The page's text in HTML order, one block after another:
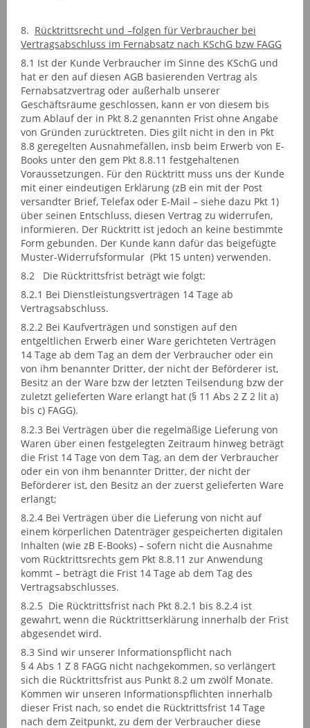
8. Rücktrittsrecht und –folgen für Verbraucher bei
Vertragsabschluss im Fernabsatz nach KSchG bzw FAGG
8.1 Ist der Kunde Verbraucher im Sinne des KSchG und
hat er den auf diesen AGB basierenden Vertrag als
Fernabsatzvertrag oder außerhalb unserer
Geschäftsräume geschlossen, kann er von diesem bis
zum Ablauf der in Pkt 8.2 genannten Frist ohne Angabe
von Gründen zurücktreten. Dies gilt nicht in den in Pkt
8.8 geregelten Ausnahmefällen, insb beim Erwerb von E-
Books unter den gem Pkt 8.8.11 festgehaltenen
Voraussetzungen. Für den Rücktritt muss uns der Kunde
mit einer eindeutigen Erklärung (zB ein mit der Post
versandter Brief, Telefax oder E-Mail – siehe dazu Pkt 1)
über seinen Entschluss, diesen Vertrag zu widerrufen,
informieren. Der Rücktritt ist jedoch an keine bestimmte
Form gebunden. Der Kunde kann dafür das beigefügte
Muster-Widerrufsformular (Pkt 15 unten) verwenden.
8.2 Die Rücktrittsfrist beträgt wie folgt:
8.2.1 Bei Dienstleistungsverträgen 14 Tage ab
Vertragsabschluss.
8.2.2 Bei Kaufverträgen und sonstigen auf den
entgeltlichen Erwerb einer Ware gerichteten Verträgen
14 Tage ab dem Tag an dem der Verbraucher oder ein
von ihm benannter Dritter, der nicht der Beförderer ist,
Besitz an der Ware bzw der letzten Teilsendung bzw der
zuletzt gelieferten Ware erlangt hat (§ 11 Abs 2 Z 2 lit a)
bis c) FAGG).
8.2.3 Bei Verträgen über die regelmäßige Lieferung von
Waren über einen festgelegten Zeitraum hinweg beträgt
die Frist 14 Tage von dem Tag, an dem der Verbraucher
oder ein von ihm benannter Dritter, der nicht der
Beförderer ist, den Besitz an der zuerst gelieferten Ware
erlangt;
8.2.4 Bei Verträgen über die Lieferung von nicht auf
einem körperlichen Datenträger gespeicherten digitalen
Inhalten (wie zB E-Books) – sofern nicht die Ausnahme
vom Rücktrittsrechts gem Pkt 8.8.11 zur Anwendung
kommt – beträgt die Frist 14 Tage ab dem Tag des
Vertragsabschlusses.
8.2.5 Die Rücktrittsfrist nach Pkt 8.2.1 bis 8.2.4 ist
gewahrt, wenn die Rücktrittserklärung innerhalb der Frist
abgesendet wird.
8.3 Sind wir unserer Informationspflicht nach
§ 4 Abs 1 Z 8 FAGG nicht nachgekommen, so verlängert
sich die Rücktrittsfrist aus Punkt 8.2 um zwölf Monate.
Kommen wir unseren Informationspflichten innerhalb
dieser Frist nach, so endet die Rücktrittsfrist 14 Tage
nach dem Zeitpunkt, zu dem der Verbraucher diese